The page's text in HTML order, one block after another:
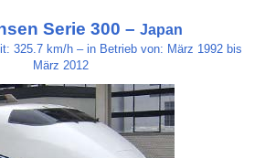
Serie 300 – Japan
325.7 km/h – in Betrieb von: März 1992 bis
März 2012